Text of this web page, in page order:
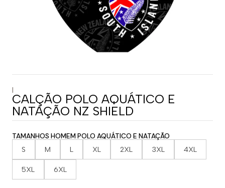
|
CALÇÃO POLO AQUÁTICO E
NATAÇÃO NZ SHIELD
TAMANHOS HOMEM POLO AQUÁTICO E NATAÇÃO
S M L XL 2XL 3XL 4XL
5XL 6XL